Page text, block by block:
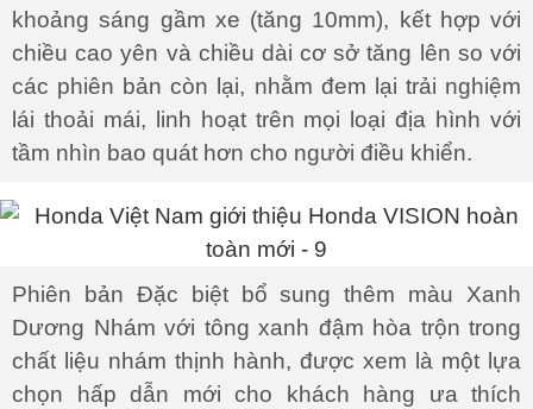
khoảng sáng gầm xe (tăng 10mm), kết hợp với
chiều cao yên và chiều dài cơ sở tăng lên so với
các phiên bản còn lại, nhằm đem lại trải nghiệm
lái thoải mái, linh hoạt trên mọi loại địa hình với
tầm nhìn bao quát hơn cho người điều khiển.
Phiên bản Đặc biệt bổ sung thêm màu Xanh
Dương Nhám với tông xanh đậm hòa trộn trong
chất liệu nhám thịnh hành, được xem là một lựa
chọn hấp dẫn mới cho khách hàng ưa thích